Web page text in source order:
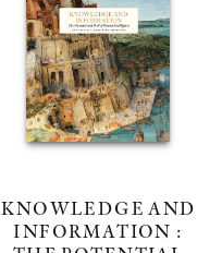
KNOWLEDGE AND
INFORMATION :